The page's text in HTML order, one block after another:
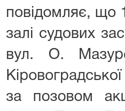
повідомляє, що
залі судових
вул. О.
за позовом